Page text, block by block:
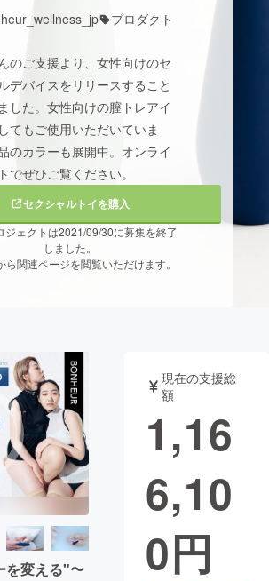
画
・起業
り・地域活性化
for Social GoodCAMPFIRE Creation
ふるさと納税 machi-ya
プロダクト
のご支援より、女性向けのセ
デバイスをリリースすること
した。女性向けの膣トレアイ
てもご使用いただいていま
のカラーも展開中。オンライ
でぜひご覧ください。
セクシャルトイを購入
ジェクトは2021/09/30に募集を終了
しました。
ら関連ページを閲覧いただけます。
を変える"〜
現在の支援総
額
1,16
6,10
0円